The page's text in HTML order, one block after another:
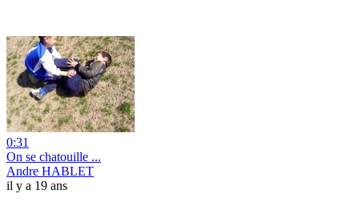
0:31
On se chatouille ...
Andre HABLET
il y a 19 ans